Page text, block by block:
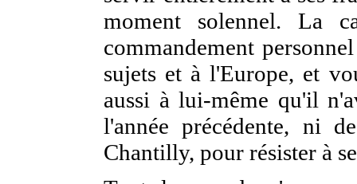
moment solennel. La
commandement
sujets et à l'Europe, et
aussi à lui-même qu'il
l'année précédente, ni
Chantilly, pour résister à